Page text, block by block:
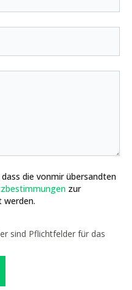
die vonmir übersandten
zur
werden.
sind Pflichtfelder für das